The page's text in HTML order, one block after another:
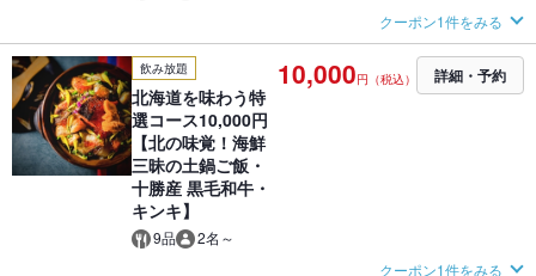
クーポン1件をみる
飲み放題
北海道を味わう特
選コース10,000円
【北の味覚！海鮮
三昧の土鍋ご飯・
十勝産 黒毛和牛・
キンキ】
9品 2名～
10,000円（税込） 詳細・予約
クーポン1件をみる